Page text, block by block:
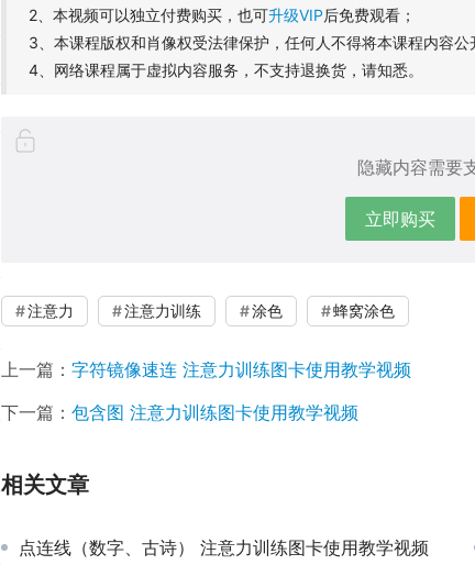
2、本视频可以独立付费购买，也可升级VIP后免费观看；
3、本课程版权和肖像权受法律保护，任何人不得将本课程内容公
4、网络课程属于虚拟内容服务，不支持退换货，请知悉。
隐藏内容需要
立即购买
注意力 注意力训练 涂色 蜂窝涂色
上一篇： 字符镜像速连 注意力训练图卡使用教学视频
下一篇： 包含图 注意力训练图卡使用教学视频
相关文章
点连线（数字、古诗） 注意力训练图卡使用教学视频